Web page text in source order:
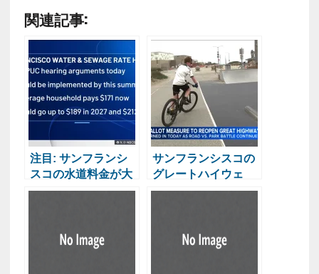
関連記事:
注目: サンフランシ
スコの水道料金が大
幅アップ？予測され
サンフランシスコの
グレートハイウェ
イ、週末再開案が投